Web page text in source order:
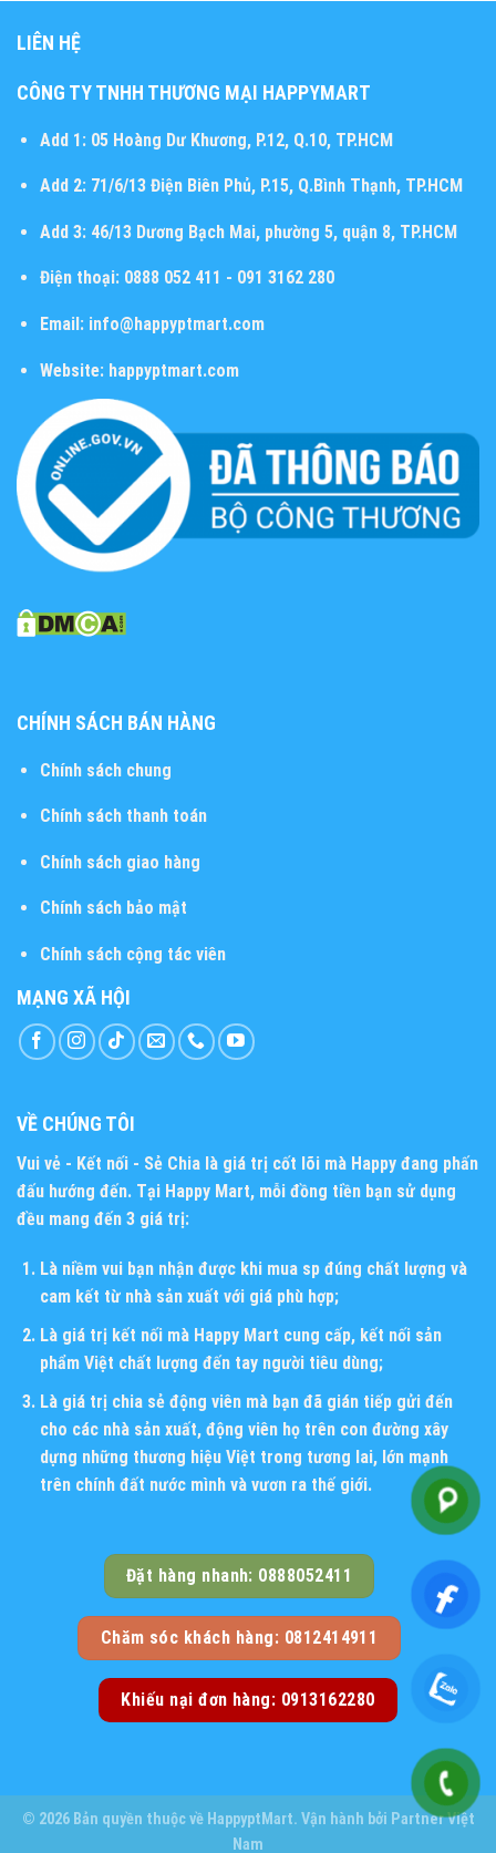
LIÊN HỆ
CÔNG TY TNHH THƯƠNG MẠI HAPPYMART
Add 1:05 Hoàng Dư Khương, P.12, Q.10, TP.HCM
Add 2:71/6/13 Điện Biên Phủ, P.15, Q.Bình Thạnh, TP.HCM
Add 3:46/13 Dương Bạch Mai, phường 5, quận 8, TP.HCM
Điện thoại:0888 052 411 - 091 3162 280
Email:info@happyptmart.com
Website: happyptmart.com
CHÍNH SÁCH BÁN HÀNG
Chính sách chung
Chính sách thanh toán
Chính sách giao hàng
Chính sách bảo mật
Chính sách cộng tác viên
MẠNG XÃ HỘI
VỀ CHÚNG TÔI
Vui vẻ - Kết nối - Sẻ Chia là giá trị cốt lõi mà Happy đang phấn
đấu hướng đến. Tại Happy Mart, mỗi đồng tiền bạn sử dụng
đều mang đến 3 giá trị:
Là niềm vui bạn nhận được khi mua sp đúng chất lượng và
cam kết từ nhà sản xuất với giá phù hợp;
Là giá trị kết nối mà Happy Mart cung cấp, kết nối sản
phẩm Việt chất lượng đến tay người tiêu dùng;
Là giá trị chia sẻ động viên mà bạn đã gián tiếp gửi đến
cho các nhà sản xuất, động viên họ trên con đường xây
dựng những thương hiệu Việt trong tương lai, lớn mạnh
trên chính đất nước mình và vươn ra thế giới.
Đặt hàng nhanh: 0888052411
Chăm sóc khách hàng: 0812414911
Khiếu nại đơn hàng: 0913162280
© 2026 Bản quyền thuộc về HappyptMart. Vận hành bởi Partner Việt
Nam